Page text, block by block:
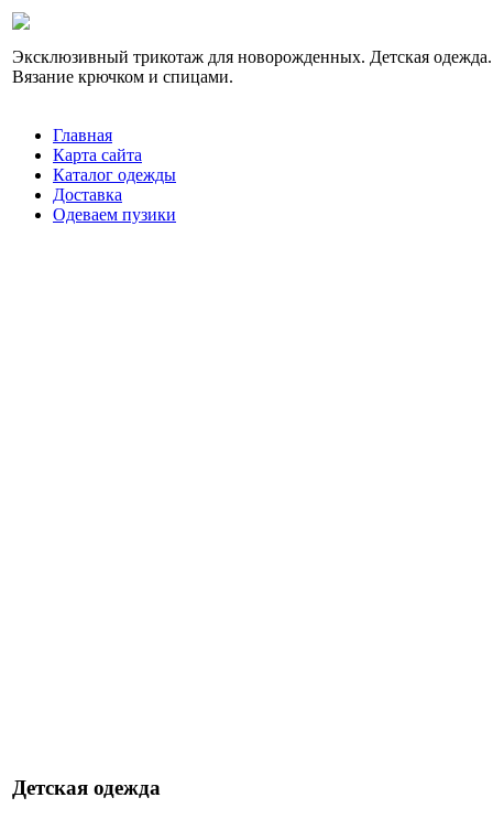
Эксклюзивный трикотаж для новорожденных. Детская одежда.
Вязание крючком и спицами.
Главная
Карта сайта
Каталог одежды
Доставка
Одеваем пузики
Детская одежда